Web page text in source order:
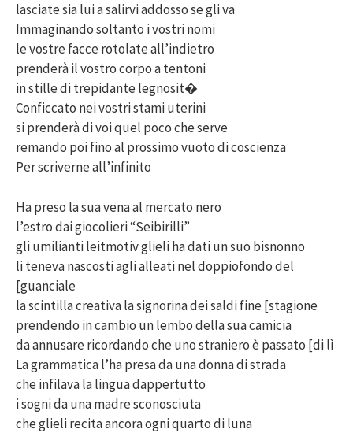
lasciate sia lui a salirvi addosso se gli va
Immaginando soltanto i vostri nomi
le vostre facce rotolate all’indietro
prenderà il vostro corpo a tentoni
in stille di trepidante legnosit�
Conficcato nei vostri stami uterini
si prenderà di voi quel poco che serve
remando poi fino al prossimo vuoto di coscienza
Per scriverne all’infinito
Ha preso la sua vena al mercato nero
l’estro dai giocolieri “Seibirilli”
gli umilianti leitmotiv glieli ha dati un suo bisnonno
li teneva nascosti agli alleati nel doppiofondo del
[guanciale
la scintilla creativa la signorina dei saldi fine [stagione
prendendo in cambio un lembo della sua camicia
da annusare ricordando che uno straniero è passato [di lì
La grammatica l’ha presa da una donna di strada
che infilava la lingua dappertutto
i sogni da una madre sconosciuta
che glieli recita ancora ogni quarto di luna